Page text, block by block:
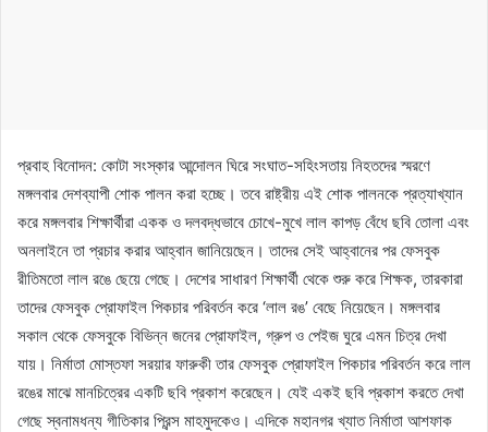
প্রবাহ বিনোদন: কোটা সংস্কার আন্দোলন ঘিরে সংঘাত-সহিংসতায় নিহতদের স্মরণে
মঙ্গলবার দেশব্যাপী শোক পালন করা হচ্ছে। তবে রাষ্ট্রীয় এই শোক পালনকে প্রত্যাখ্যান
করে মঙ্গলবার শিক্ষার্থীরা একক ও দলবদ্ধভাবে চোখে-মুখে লাল কাপড় বেঁধে ছবি তোলা এবং
অনলাইনে তা প্রচার করার আহ্বান জানিয়েছেন। তাদের সেই আহ্বানের পর ফেসবুক
রীতিমতো লাল রঙে ছেয়ে গেছে। দেশের সাধারণ শিক্ষার্থী থেকে শুরু করে শিক্ষক, তারকারা
তাদের ফেসবুক প্রোফাইল পিকচার পরিবর্তন করে ‘লাল রঙ’ বেছে নিয়েছেন। মঙ্গলবার
সকাল থেকে ফেসবুকে বিভিন্ন জনের প্রোফাইল, গ্রুপ ও পেইজ ঘুরে এমন চিত্র দেখা
যায়। নির্মাতা মোস্তফা সরয়ার ফারুকী তার ফেসবুক প্রোফাইল পিকচার পরিবর্তন করে লাল
রঙের মাঝে মানচিত্রের একটি ছবি প্রকাশ করেছেন। যেই একই ছবি প্রকাশ করতে দেখা
গেছে স্বনামধন্য গীতিকার প্রিন্স মাহমুদকেও। এদিকে মহানগর খ্যাত নির্মাতা আশফাক